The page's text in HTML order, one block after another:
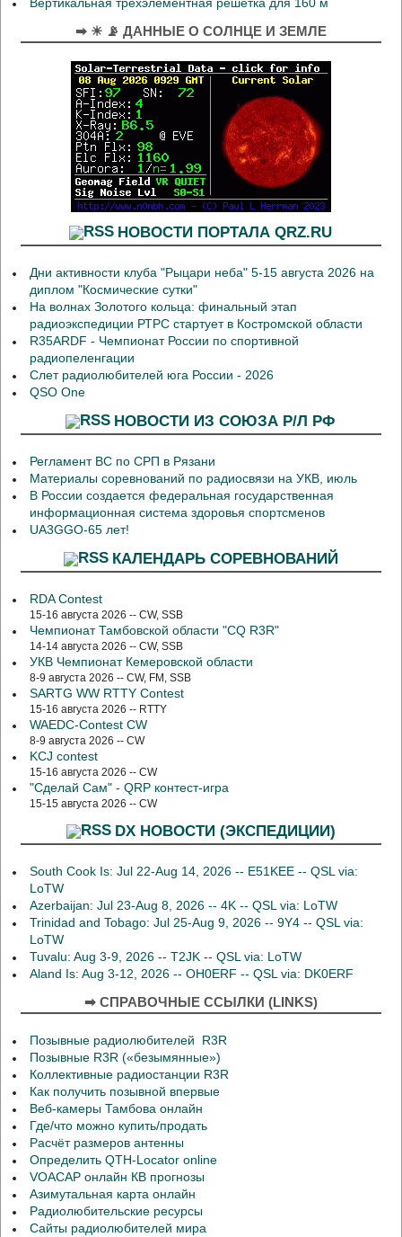
Вертикальная трёхэлементная решётка для 160 м
➡ ☀ 📡 ДАННЫЕ О СОЛНЦЕ И ЗЕМЛЕ
НОВОСТИ ПОРТАЛА QRZ.RU
Дни активности клуба "Рыцари неба" 5-15 августа 2026 на
диплом "Космические сутки"
На волнах Золотого кольца: финальный этап
радиоэкспедиции РТРС стартует в Костромской области
R35ARDF - Чемпионат России по спортивной
радиопеленгации
Слет радиолюбителей юга России - 2026
QSO One
НОВОСТИ ИЗ СОЮЗА Р/Л РФ
Регламент ВС по СРП в Рязани
Материалы соревнований по радиосвязи на УКВ, июль
В России создается федеральная государственная
информационная система здоровья спортсменов
UA3GGO-65 лет!
КАЛЕНДАРЬ СОРЕВНОВАНИЙ
RDA Contest
15-16 августа 2026 -- CW, SSB
Чемпионат Тамбовской области "CQ R3R"
14-14 августа 2026 -- CW, SSB
УКВ Чемпионат Кемеровской области
8-9 августа 2026 -- CW, FM, SSB
SARTG WW RTTY Contest
15-16 августа 2026 -- RTTY
WAEDC-Contest CW
8-9 августа 2026 -- CW
KCJ contest
15-16 августа 2026 -- CW
"Сделай Сам" - QRP контест-игра
15-15 августа 2026 -- CW
DX НОВОСТИ (ЭКСПЕДИЦИИ)
South Cook Is: Jul 22-Aug 14, 2026 -- E51KEE -- QSL via:
LoTW
Azerbaijan: Jul 23-Aug 8, 2026 -- 4K -- QSL via: LoTW
Trinidad and Tobago: Jul 25-Aug 9, 2026 -- 9Y4 -- QSL via:
LoTW
Tuvalu: Aug 3-9, 2026 -- T2JK -- QSL via: LoTW
Aland Is: Aug 3-12, 2026 -- OH0ERF -- QSL via: DK0ERF
➡ СПРАВОЧНЫЕ ССЫЛКИ (LINKS)
Позывные радиолюбителей R3R
Позывные R3R («безымянные»)
Коллективные радиостанции R3R
Как получить позывной впервые
Веб-камеры Тамбова онлайн
Где/что можно купить/продать
Расчёт размеров антенны
Определить QTH-Locator online
VOACAP онлайн КВ прогнозы
Азимутальная карта онлайн
Радиолюбительские ресурсы
Сайты радиолюбителей мира